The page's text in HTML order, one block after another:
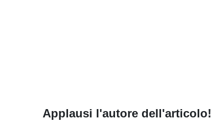
Applausi l'autore dell'articolo!